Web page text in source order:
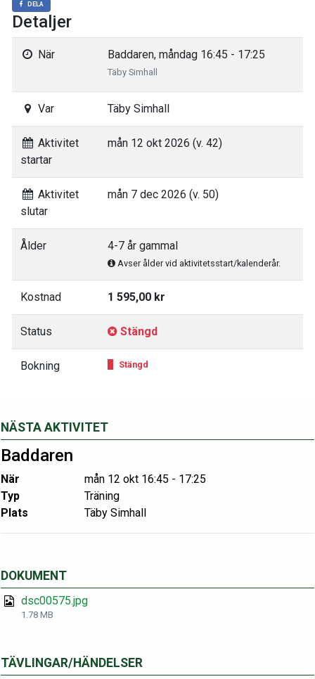
NÄSTA AKTIVITET
Baddaren
När
mån 12 okt 16:45 - 17:25
Typ
Träning
Plats
Täby Simhall
DOKUMENT
dsc00575.jpg
1.78 MB
TÄVLINGAR/HÄNDELSER
DELA
Detaljer
När Baddaren, måndag 16:45 - 17:25
Täby Simhall
Var Täby Simhall
Aktivitet
startar
mån 12 okt 2026 (v. 42)
Aktivitet
slutar
mån 7 dec 2026 (v. 50)
Ålder 4-7 år gammal
Avser ålder vid aktivitetsstart/kalenderår.
Kostnad 1 595,00 kr
Status Stängd
Bokning Stängd